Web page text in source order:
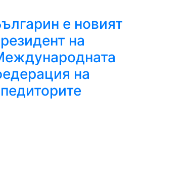
е новият
на
на